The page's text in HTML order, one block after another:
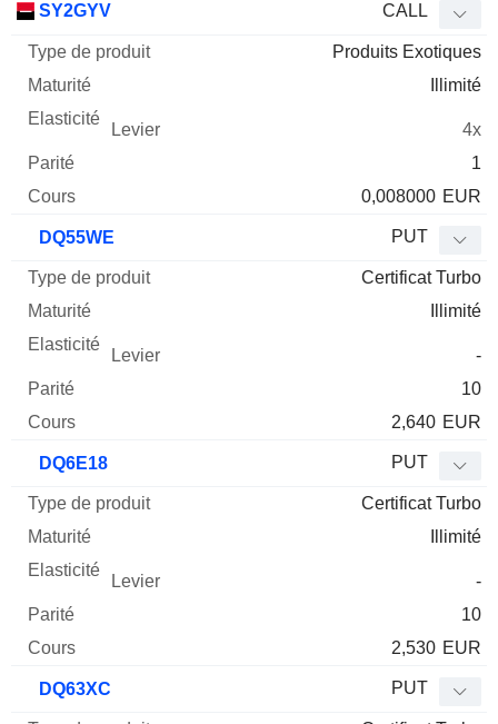
SY2GYV CALL
Produits Exotiques
Illimité
4x
1
0,008000 EUR
DQ55WE PUT
Certificat Turbo
Illimité
-
10
2,640 EUR
DQ6E18 PUT
Certificat Turbo
Illimité
-
10
2,530 EUR
DQ63XC PUT